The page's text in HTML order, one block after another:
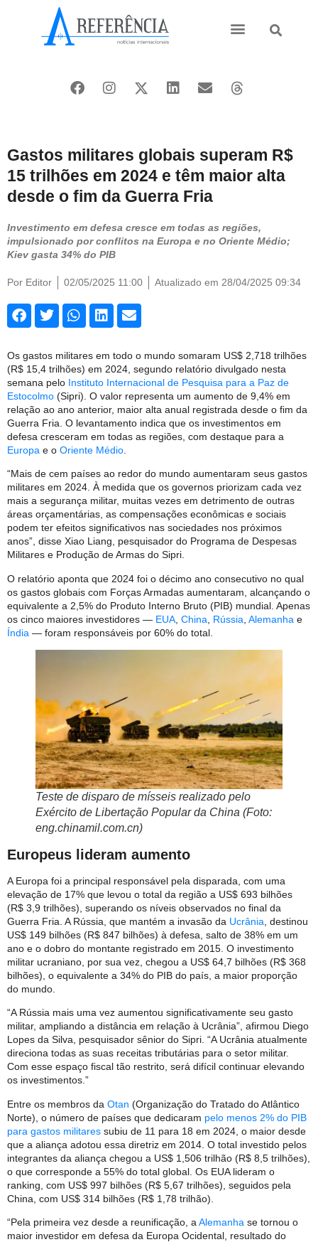
Gastos militares globais superam R$
15 trilhões em 2024 e têm maior alta
desde o fim da Guerra Fria
Investimento em defesa cresce em todas as regiões,
impulsionado por conflitos na Europa e no Oriente Médio;
Kiev gasta 34% do PIB
Por Editor 02/05/2025 11:00 Atualizado em 28/04/2025 09:34
Os gastos militares em todo o mundo somaram US$ 2,718 trilhões
(R$ 15,4 trilhões) em 2024, segundo relatório divulgado nesta
semana pelo Instituto Internacional de Pesquisa para a Paz de
Estocolmo (Sipri). O valor representa um aumento de 9,4% em
relação ao ano anterior, maior alta anual registrada desde o fim da
Guerra Fria. O levantamento indica que os investimentos em
defesa cresceram em todas as regiões, com destaque para a
Europa e o Oriente Médio
“Mais de cem países ao redor do mundo aumentaram seus gastos
militares em 2024. À medida que os governos priorizam cada vez
mais a segurança militar, muitas vezes em detrimento de outras
áreas orçamentárias, as compensações econômicas e sociais
podem ter efeitos significativos nas sociedades nos próximos
anos”, disse Xiao Liang, pesquisador do Programa de Despesas
Militares e Produção de Armas do Sipri.
O relatório aponta que 2024 foi o décimo ano consecutivo no qual
os gastos globais com Forças Armadas aumentaram, alcançando o
equivalente a 2,5% do Produto Interno Bruto (PIB) mundial. Apenas
os cinco maiores investidores — EUA China Rússia Alemanha e
Índia — foram responsáveis por 60% do total.
Teste de disparo de mísseis realizado pelo
Exército de Libertação Popular da China (Foto:
eng.chinamil.com.cn)
Europeus lideram aumento
A Europa foi a principal responsável pela disparada, com uma
elevação de 17% que levou o total da região a US$ 693 bilhões
(R$ 3,9 trilhões), superando os níveis observados no final da
Guerra Fria. A Rússia, que mantém a invasão da Ucrânia , destinou
US$ 149 bilhões (R$ 847 bilhões) à defesa, salto de 38% em um
ano e o dobro do montante registrado em 2015. O investimento
militar ucraniano, por sua vez, chegou a US$ 64,7 bilhões (R$ 368
bilhões), o equivalente a 34% do PIB do país, a maior proporção
do mundo.
“A Rússia mais uma vez aumentou significativamente seu gasto
militar, ampliando a distância em relação à Ucrânia”, afirmou Diego
Lopes da Silva, pesquisador sênior do Sipri. “A Ucrânia atualmente
direciona todas as suas receitas tributárias para o setor militar.
Com esse espaço fiscal tão restrito, será difícil continuar elevando
os investimentos.”
Entre os membros da Otan (Organização do Tratado do Atlântico
Norte), o número de países que dedicaram pelo menos 2% do PIB
para gastos militares subiu de 11 para 18 em 2024, o maior desde
que a aliança adotou essa diretriz em 2014. O total investido pelos
integrantes da aliança chegou a US$ 1,506 trilhão (R$ 8,5 trilhões),
o que corresponde a 55% do total global. Os EUA lideram o
ranking, com US$ 997 bilhões (R$ 5,67 trilhões), seguidos pela
China, com US$ 314 bilhões (R$ 1,78 trilhão).
“Pela primeira vez desde a reunificação, a Alemanha se tornou o
maior investidor em defesa da Europa Ocidental, resultado do